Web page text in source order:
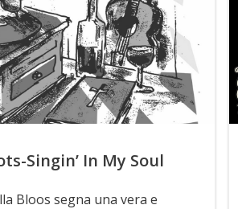
Singin’ In My Soul
Bloos segna una vera e